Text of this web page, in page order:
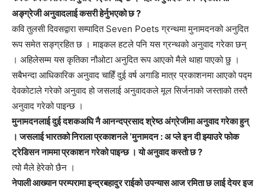
अङ्ग्रेजी अनुवादलाई कसरी हेर्नुभएको छ ?
कवि तुलसी दिवसद्वारा सम्पादित Seven Poets ग्रन्थमा मुनामदनको अनुदित
रूप समेत सङ्ग्रहित छ । माइकल हटले पनि यस ग्रन्थको अनुवाद गरेका छन्
। अहिलेसम्म यस कृतिका नौओटा अनुदित रूप आएको मैले थाहा पाएको छु ।
सबैभन्दा आधिकारिक अनुवाद चाहिँ दुई वर्ष अगाडि मात्र प्रकाशनमा आएको पद्म
देवकोटाले गरेको अनुवाद हो जसलाई अनुवादकले मूल सिर्जनाको जस्ताको तस्तै
अनुवाद गरेको पाइन्छ ।
मुनामदनलाई दुई दशकअघि नै आनन्दप्रसाद श्रेष्ठ अंग्रेजीमा अनुवाद गरेका हुन्
। जसलाई भारतको निराला प्रकाशनले ‘मुनामदन : अ प्ले इन दी झ्याउरे फोक
ट्रेडिसन नाममा प्रकाशन गरेको पाइन्छ । यो अनुवाद कस्तो छ ?
त्यो मैले हेरेको छैन ।
नेपाली आख्यान परम्परामा इन्द्रबहादुर राईको उपन्यास आज रमिता छ लाई देयर इज